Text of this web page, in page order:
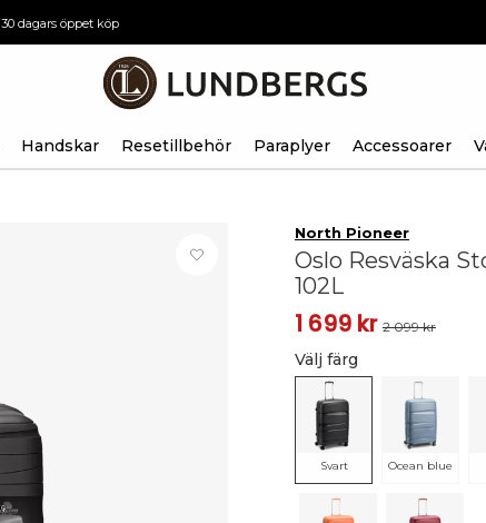
30 dagars öppet köp
Handskar Resetillbehör Paraplyer Accessoarer
North Pioneer
Oslo Resväska
102L
1 699 kr 2 099 kr
Välj färg
Svart Ocean blue